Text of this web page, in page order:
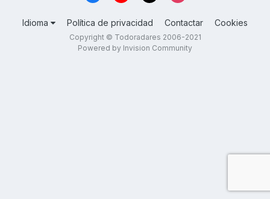
Idioma Política de privacidad Contactar Cookies
Copyright © Todoradares 2006-2021
Powered by Invision Community